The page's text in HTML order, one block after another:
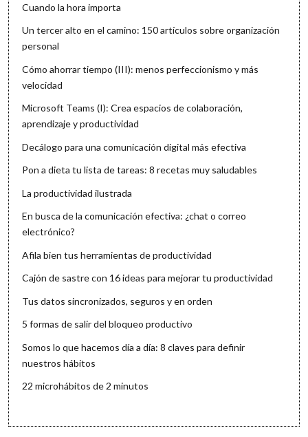
Cuando la hora importa
Un tercer alto en el camino: 150 artículos sobre organización
personal
Cómo ahorrar tiempo (III): menos perfeccionismo y más
velocidad
Microsoft Teams (I): Crea espacios de colaboración,
aprendizaje y productividad
Decálogo para una comunicación digital más efectiva
Pon a dieta tu lista de tareas: 8 recetas muy saludables
La productividad ilustrada
En busca de la comunicación efectiva: ¿chat o correo
electrónico?
Afila bien tus herramientas de productividad
Cajón de sastre con 16 ideas para mejorar tu productividad
Tus datos sincronizados, seguros y en orden
5 formas de salir del bloqueo productivo
Somos lo que hacemos día a día: 8 claves para definir
nuestros hábitos
22 microhábitos de 2 minutos